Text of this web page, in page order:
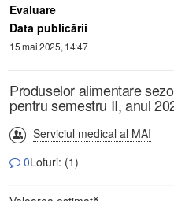
Evaluare
Data publicării
15 mai 2025, 14:47
Produselor alimentare
pentru semestru II, anul
Serviciul medical al MAI
0Loturi: (1)